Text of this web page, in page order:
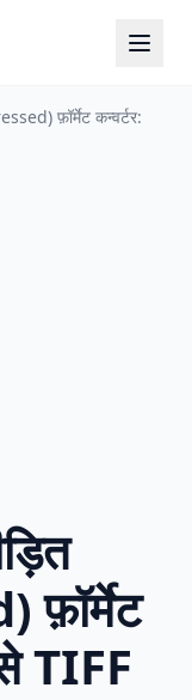
फ़ॉर्मेट कन्वर्टर:
TIFF